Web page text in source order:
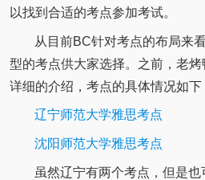
以找到合适的考点参加考试。
从目前BC针对考点的布局来
型的考点供大家选择。之前，老
详细的介绍，考点的具体情况如下
辽宁师范大学雅思考点
沈阳师范大学雅思考点
虽然辽宁有两个考点，但是